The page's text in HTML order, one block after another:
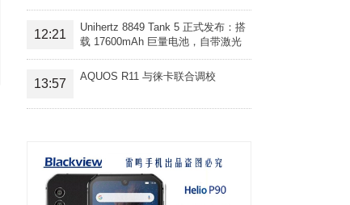
12:21
Unihertz 8849 Tank 5 正式发布：搭
载 17600mAh 巨量电池，自带激光
投影旗舰三防手机
13:57
AQUOS R11 与徕卡联合调校